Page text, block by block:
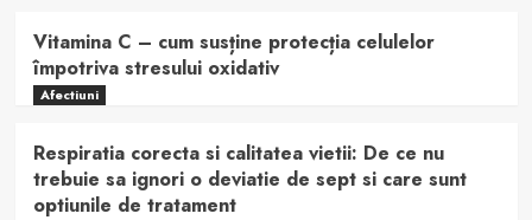
Vitamina C – cum susține protecția celulelor
împotriva stresului oxidativ
Afectiuni
Respiratia corecta si calitatea vietii: De ce nu
trebuie sa ignori o deviatie de sept si care sunt
optiunile de tratament